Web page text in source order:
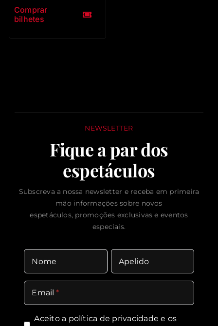
Comprar
bilhetes
NEWSLETTER
Fique a par dos
espetáculos
Subscreva a nossa newsletter e receba em primeira
mão informações sobre novos
espetáculos, promoções exclusivas e eventos
especiais.
Nome Apelido
Email
Aceito a política de privacidade e os